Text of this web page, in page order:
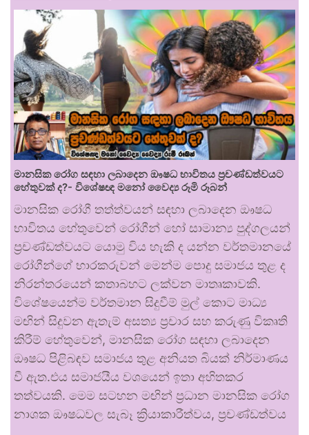
මානසික රෝග සඳහා ලබාදෙන ඖෂධ භාවිතය ප්‍රචණ්ඩත්වයට
හේතුවක් ද?- විශේෂඥ මනෝ වෛද්‍ය රූමි රූබන්
මානසික රෝගී තත්ත්වයන් සඳහා ලබාදෙන ඖෂධ
භාවිතය හේතුවෙන් රෝගීන් හෝ සාමාන්‍ය පුද්ගලයන්
ප්‍රචණ්ඩත්වයට යොමු විය හැකි ද යන්න වර්තමානයේ
රෝගීන්ගේ භාරකරුවන් මෙන්ම පොදු සමාජය තුළ ද
නිරන්තරයෙන් කතාබහට ලක්වන මාතෘකාවකි.
විශේෂයෙන්ම වර්තමාන සිදුවීම් මුල් කොට මාධ්‍ය
මඟින් සිදුවන ඇතැම් අසත්‍ය ප්‍රචාර සහ කරුණු විකෘති
කිරීම් හේතුවෙන්, මානසික රෝග සඳහා ලබාදෙන
ඖෂධ පිළිබඳව සමාජය තුළ අනියත බියක් නිර්මාණය
වී ඇත.එය සමාජයීය වශයෙන් ඉතා අහිතකර
තත්වයකි. මෙම සටහන මඟින් ප්‍රධාන මානසික රෝග
නාශක ඖෂධවල සැබෑ ක්‍රියාකාරීත්වය, ප්‍රචණ්ඩත්වය